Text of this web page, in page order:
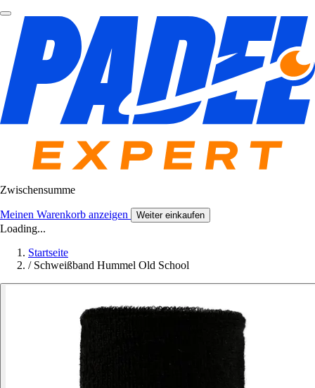
Zwischensumme
Meinen Warenkorb anzeigen Weiter einkaufen
Loading...
Startseite
/ Schweißband Hummel Old School